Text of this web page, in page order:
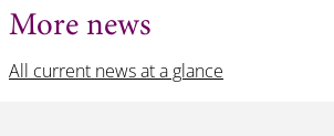
More news
All current news at a glance